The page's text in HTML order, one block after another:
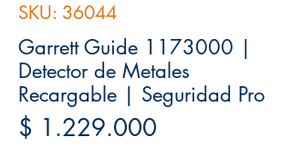
SKU: 36044
Garrett Guide 1173000 |
Detector de Metales
Recargable | Seguridad Pro
$ 1.229.000